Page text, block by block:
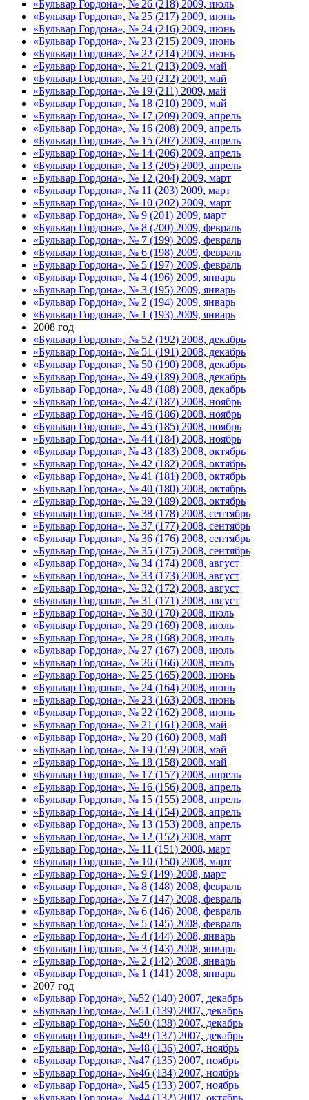
«Бульвар Гордона», № 26 (218) 2009, июль
«Бульвар Гордона», № 25 (217) 2009, июнь
«Бульвар Гордона», № 24 (216) 2009, июнь
«Бульвар Гордона», № 23 (215) 2009, июнь
«Бульвар Гордона», № 22 (214) 2009, июнь
«Бульвар Гордона», № 21 (213) 2009, май
«Бульвар Гордона», № 20 (212) 2009, май
«Бульвар Гордона», № 19 (211) 2009, май
«Бульвар Гордона», № 18 (210) 2009, май
«Бульвар Гордона», № 17 (209) 2009, апрель
«Бульвар Гордона», № 16 (208) 2009, апрель
«Бульвар Гордона», № 15 (207) 2009, апрель
«Бульвар Гордона», № 14 (206) 2009, апрель
«Бульвар Гордона», № 13 (205) 2009, апрель
«Бульвар Гордона», № 12 (204) 2009, март
«Бульвар Гордона», № 11 (203) 2009, март
«Бульвар Гордона», № 10 (202) 2009, март
«Бульвар Гордона», № 9 (201) 2009, март
«Бульвар Гордона», № 8 (200) 2009, февраль
«Бульвар Гордона», № 7 (199) 2009, февраль
«Бульвар Гордона», № 6 (198) 2009, февраль
«Бульвар Гордона», № 5 (197) 2009, февраль
«Бульвар Гордона», № 4 (196) 2009, январь
«Бульвар Гордона», № 3 (195) 2009, январь
«Бульвар Гордона», № 2 (194) 2009, январь
«Бульвар Гордона», № 1 (193) 2009, январь
2008 год
«Бульвар Гордона», № 52 (192) 2008, декабрь
«Бульвар Гордона», № 51 (191) 2008, декабрь
«Бульвар Гордона», № 50 (190) 2008, декабрь
«Бульвар Гордона», № 49 (189) 2008, декабрь
«Бульвар Гордона», № 48 (188) 2008, декабрь
«Бульвар Гордона», № 47 (187) 2008, ноябрь
«Бульвар Гордона», № 46 (186) 2008, ноябрь
«Бульвар Гордона», № 45 (185) 2008, ноябрь
«Бульвар Гордона», № 44 (184) 2008, ноябрь
«Бульвар Гордона», № 43 (183) 2008, октябрь
«Бульвар Гордона», № 42 (182) 2008, октябрь
«Бульвар Гордона», № 41 (181) 2008, октябрь
«Бульвар Гордона», № 40 (180) 2008, октябрь
«Бульвар Гордона», № 39 (189) 2008, октябрь
«Бульвар Гордона», № 38 (178) 2008, сентябрь
«Бульвар Гордона», № 37 (177) 2008, сентябрь
«Бульвар Гордона», № 36 (176) 2008, сентябрь
«Бульвар Гордона», № 35 (175) 2008, сентябрь
«Бульвар Гордона», № 34 (174) 2008, август
«Бульвар Гордона», № 33 (173) 2008, август
«Бульвар Гордона», № 32 (172) 2008, август
«Бульвар Гордона», № 31 (171) 2008, август
«Бульвар Гордона», № 30 (170) 2008, июль
«Бульвар Гордона», № 29 (169) 2008, июль
«Бульвар Гордона», № 28 (168) 2008, июль
«Бульвар Гордона», № 27 (167) 2008, июль
«Бульвар Гордона», № 26 (166) 2008, июль
«Бульвар Гордона», № 25 (165) 2008, июнь
«Бульвар Гордона», № 24 (164) 2008, июнь
«Бульвар Гордона», № 23 (163) 2008, июнь
«Бульвар Гордона», № 22 (162) 2008, июнь
«Бульвар Гордона», № 21 (161) 2008, май
«Бульвар Гордона», № 20 (160) 2008, май
«Бульвар Гордона», № 19 (159) 2008, май
«Бульвар Гордона», № 18 (158) 2008, май
«Бульвар Гордона», № 17 (157) 2008, апрель
«Бульвар Гордона», № 16 (156) 2008, апрель
«Бульвар Гордона», № 15 (155) 2008, апрель
«Бульвар Гордона», № 14 (154) 2008, апрель
«Бульвар Гордона», № 13 (153) 2008, апрель
«Бульвар Гордона», № 12 (152) 2008, март
«Бульвар Гордона», № 11 (151) 2008, март
«Бульвар Гордона», № 10 (150) 2008, март
«Бульвар Гордона», № 9 (149) 2008, март
«Бульвар Гордона», № 8 (148) 2008, февраль
«Бульвар Гордона», № 7 (147) 2008, февраль
«Бульвар Гордона», № 6 (146) 2008, февраль
«Бульвар Гордона», № 5 (145) 2008, февраль
«Бульвар Гордона», № 4 (144) 2008, январь
«Бульвар Гордона», № 3 (143) 2008, январь
«Бульвар Гордона», № 2 (142) 2008, январь
«Бульвар Гордона», № 1 (141) 2008, январь
2007 год
«Бульвар Гордона», №52 (140) 2007, декабрь
«Бульвар Гордона», №51 (139) 2007, декабрь
«Бульвар Гордона», №50 (138) 2007, декабрь
«Бульвар Гордона», №49 (137) 2007, декабрь
«Бульвар Гордона», №48 (136) 2007, ноябрь
«Бульвар Гордона», №47 (135) 2007, ноябрь
«Бульвар Гордона», №46 (134) 2007, ноябрь
«Бульвар Гордона», №45 (133) 2007, ноябрь
«Бульвар Гордона», №44 (132) 2007, октябрь